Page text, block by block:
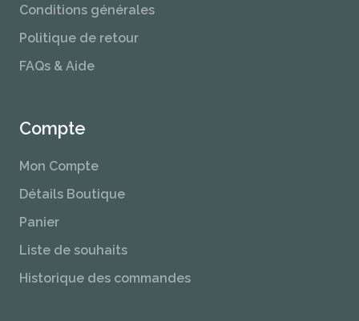
Conditions générales
Politique de retour
FAQs & Aide
Compte
Mon Compte
Détails Boutique
Panier
Liste de souhaits
Historique des commandes